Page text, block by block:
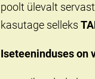
poolt ülevalt
kasutage selleks
Iseteeninduses on